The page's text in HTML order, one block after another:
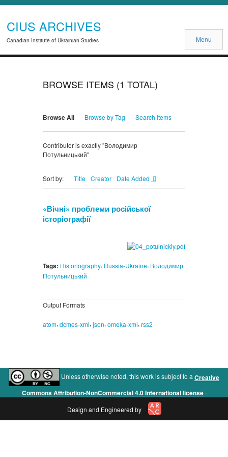
CIUS ARCHIVES
Canadian Institute of Ukrainian Studies Menu
BROWSE ITEMS (1 TOTAL)
Browse All Browse by Tag Search Items
Contributor is exactly "Володимир
Потульницький"
Sort by: Title Creator Date Added
«Вічні» проблеми російської
історіографії
Tags: Historiography, Russia-Ukraine, Володимир
Потульницький
Output Formats
atom, dcmes-xml, json, omeka-xml, rss2
Unless otherwise noted, this work is subject to a Creative
Commons Attribution-NonCommercial 4.0 International license .
Design and Engineered by